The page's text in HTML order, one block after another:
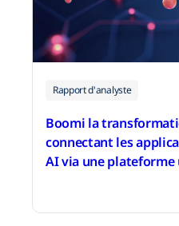
Rapport d'analyste
Boomi la
connectant les
AI via une plateforme
14 décembre 2025